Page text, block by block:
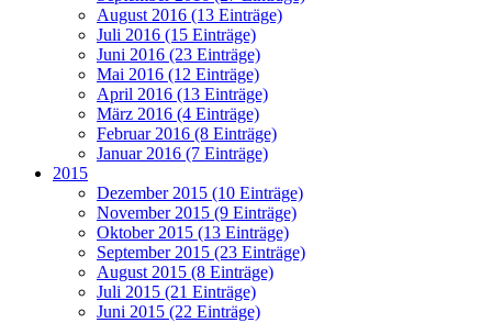
August 2016 (13 Einträge)
Juli 2016 (15 Einträge)
Juni 2016 (23 Einträge)
Mai 2016 (12 Einträge)
April 2016 (13 Einträge)
März 2016 (4 Einträge)
Februar 2016 (8 Einträge)
Januar 2016 (7 Einträge)
2015
Dezember 2015 (10 Einträge)
November 2015 (9 Einträge)
Oktober 2015 (13 Einträge)
September 2015 (23 Einträge)
August 2015 (8 Einträge)
Juli 2015 (21 Einträge)
Juni 2015 (22 Einträge)